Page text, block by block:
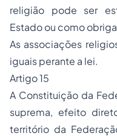
religião pode ser
Estado ou como
As associações
iguais perante a lei.
Artigo 15
A Constituição da
suprema, efeito
território da